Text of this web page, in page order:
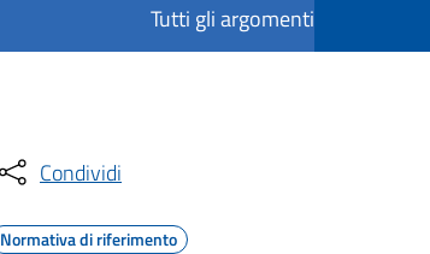
Tutti gli argomenti
Condividi
Normativa di riferimento